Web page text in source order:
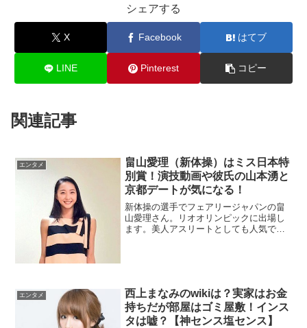
シェアする
X Facebook はてブ
LINE Pinterest コピー
関連記事
エンタメ
畠山愛理（新体操）はミス日本特
別賞！演技動画や彼氏の山本湧と
京都デートが気になる！
新体操の選手でフェアリージャパンの畠
山愛理さん。リオオリンピックに出場し
ます。美人アスリートとしても人気です
エンタメ
西上まなみのwikiは？実家はお金
持ちだが部屋はゴミ屋敷！インス
タは嘘？【神センス塩センス】